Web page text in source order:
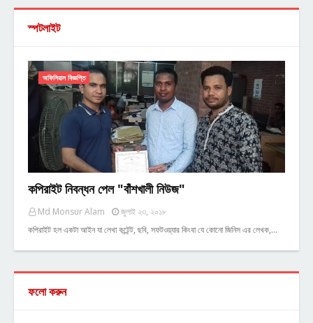
স্পটলাইট
অফিসিয়াল বিজ্ঞপ্তি
কপিরাইট নিবন্ধন পেল "বাঁশখালী নিউজ"
Md Monsur Alam
জুলাই ২৩, ২০১৮
কপিরাইট হল একটা আইন যা লেখা কন্টেন্ট, ছবি, সফটওয়্যার কিংবা যে কোনো জিনিস এর লেখক,…
ফলো করুন